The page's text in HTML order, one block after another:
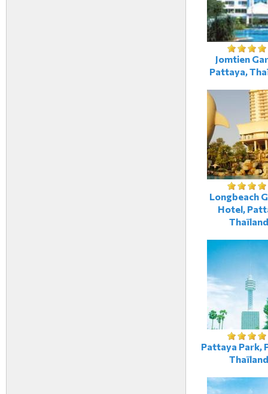
Jomtien
Pattaya,
Longbeach
Hotel,
Pattaya Park,